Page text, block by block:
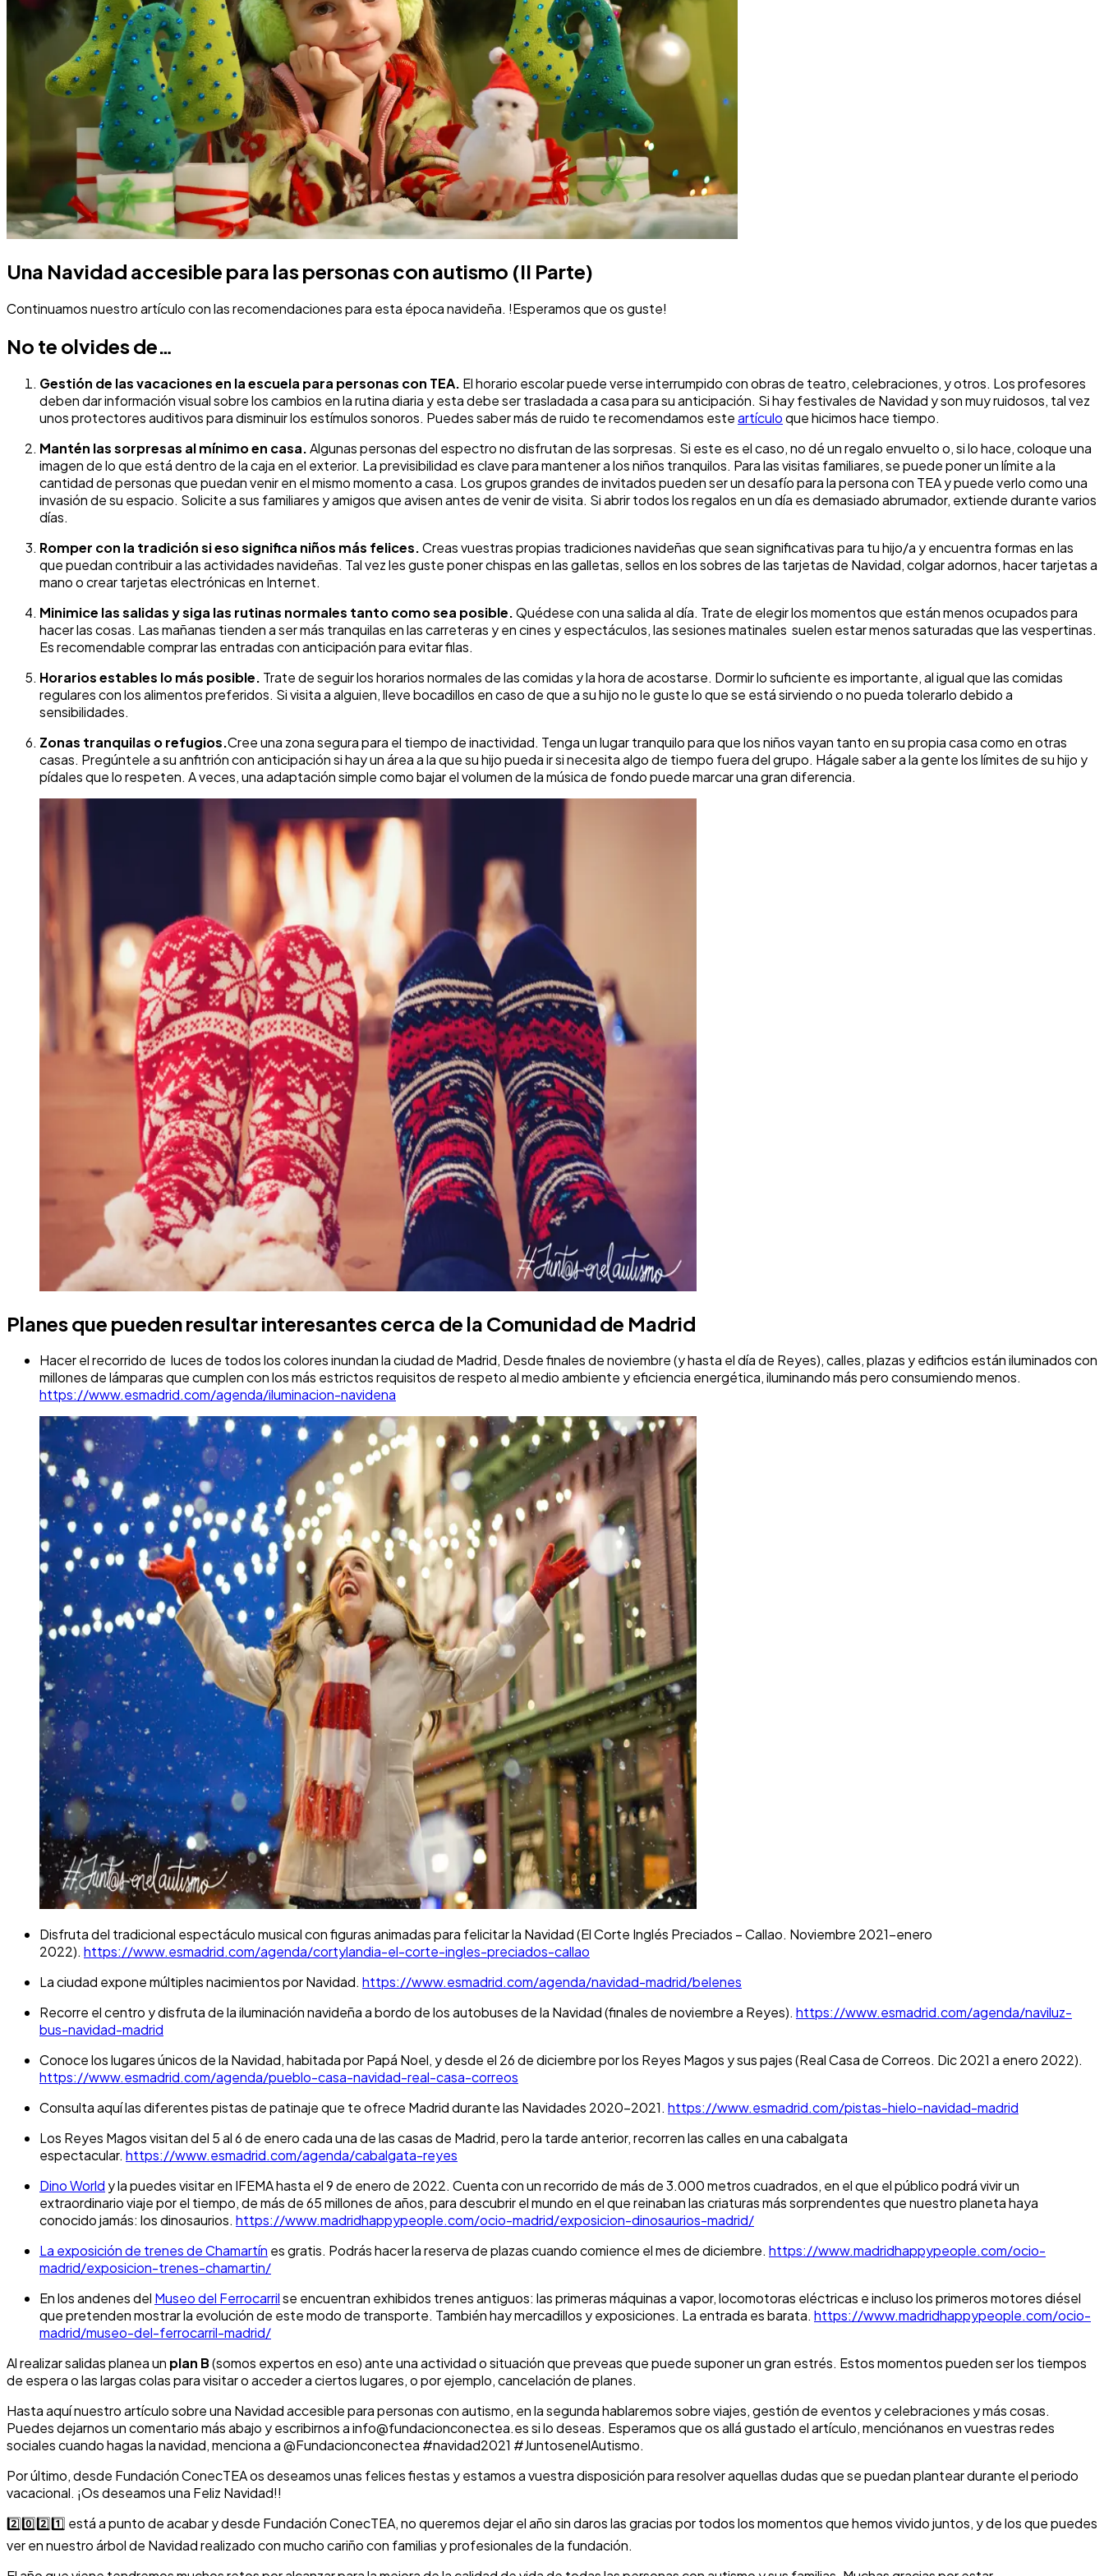
Una Navidad accesible para las personas con autismo (II Parte)
Continuamos nuestro artículo con las recomendaciones para esta época navideña. !Esperamos que os guste!
No te olvides de…
Gestión de las vacaciones en la escuela para personas con TEA. El horario escolar puede verse interrumpido con obras de teatro, celebraciones, y otros. Los profesores
deben dar información visual sobre los cambios en la rutina diaria y esta debe ser trasladada a casa para su anticipación. Si hay festivales de Navidad y son muy ruidosos, tal vez
unos protectores auditivos para disminuir los estímulos sonoros. Puedes saber más de ruido te recomendamos esteartículoque hicimos hace tiempo.
Mantén las sorpresas al mínimo en casa.Algunas personas del espectro no disfrutan de las sorpresas. Si este es el caso, no dé un regalo envuelto o, si lo hace, coloque una
imagen de lo que está dentro de la caja en el exterior. La previsibilidad es clave para mantener a los niños tranquilos. Para las visitas familiares, se puede poner un límite a la
cantidad de personas que puedan venir en el mismo momento a casa. Los grupos grandes de invitados pueden ser un desafío para la persona con TEA y puede verlo como una
invasión de su espacio. Solicite a sus familiares y amigos que avisen antes de venir de visita. Si abrir todos los regalos en un día es demasiado abrumador, extiende durante varios
días.
Romper con la tradición si eso significa niños más felices.Creas vuestras propias tradiciones navideñas que sean significativas para tu hijo/a y encuentra formas en las
que puedan contribuir a las actividades navideñas. Tal vez les guste poner chispas en las galletas, sellos en los sobres de las tarjetas de Navidad, colgar adornos, hacer tarjetas a
mano o crear tarjetas electrónicas en Internet.
Minimice las salidas y siga las rutinas normales tanto como sea posible.Quédese con una salida al día. Trate de elegir los momentos que están menos ocupados para
hacer las cosas. Las mañanas tienden a ser más tranquilas en las carreteras y en cines y espectáculos, las sesiones matinales suelen estar menos saturadas que las vespertinas.
Es recomendable comprar las entradas con anticipación para evitar filas.
Horarios estables lo más posible. Trate de seguir los horarios normales de las comidas y la hora de acostarse. Dormir lo suficiente es importante, al igual que las comidas
regulares con los alimentos preferidos. Si visita a alguien, lleve bocadillos en caso de que a su hijo no le guste lo que se está sirviendo o no pueda tolerarlo debido a
sensibilidades.
Zonas tranquilas o refugios.Cree una zona segura para el tiempo de inactividad. Tenga un lugar tranquilo para que los niños vayan tanto en su propia casa como en otras
casas. Pregúntele a su anfitrión con anticipación si hay un área a la que su hijo pueda ir si necesita algo de tiempo fuera del grupo. Hágale saber a la gente los límites de su hijo y
pídales que lo respeten. A veces, una adaptación simple como bajar el volumen de la música de fondo puede marcar una gran diferencia.
Planes que pueden resultar interesantes cerca de la Comunidad de Madrid
Hacer el recorrido de luces de todos los colores inundan la ciudad de Madrid, Desde finales de noviembre (y hasta el día de Reyes), calles, plazas y edificios están iluminados con
millones de lámparas que cumplen con los más estrictos requisitos de respeto al medio ambiente y eficiencia energética, iluminando más pero consumiendo menos.
https://www.esmadrid.com/agenda/iluminacion-navidena
Disfruta del tradicional espectáculo musical con figuras animadas para felicitar la Navidad (El Corte Inglés Preciados – Callao. Noviembre 2021-enero
2022). https://www.esmadrid.com/agenda/cortylandia-el-corte-ingles-preciados-callao
La ciudad expone múltiples nacimientos por Navidad. https://www.esmadrid.com/agenda/navidad-madrid/belenes
Recorre el centro y disfruta de la iluminación navideña a bordo de los autobuses de la Navidad (finales de noviembre a Reyes). https://www.esmadrid.com/agenda/naviluz-
bus-navidad-madrid
Conoce los lugares únicos de la Navidad, habitada por Papá Noel, y desde el 26 de diciembre por los Reyes Magos y sus pajes (Real Casa de Correos. Dic 2021 a enero 2022).
https://www.esmadrid.com/agenda/pueblo-casa-navidad-real-casa-correos
Consulta aquí las diferentes pistas de patinaje que te ofrece Madrid durante las Navidades 2020-2021. https://www.esmadrid.com/pistas-hielo-navidad-madrid
Los Reyes Magos visitan del 5 al 6 de enero cada una de las casas de Madrid, pero la tarde anterior, recorren las calles en una cabalgata
espectacular. https://www.esmadrid.com/agenda/cabalgata-reyes
Dino World y la puedes visitar en IFEMA hasta el 9 de enero de 2022. Cuenta con un recorrido de más de 3.000 metros cuadrados, en el que el público podrá vivir un
extraordinario viaje por el tiempo, de más de 65 millones de años, para descubrir el mundo en el que reinaban las criaturas más sorprendentes que nuestro planeta haya
conocido jamás: los dinosaurios. https://www.madridhappypeople.com/ocio-madrid/exposicion-dinosaurios-madrid/
La exposición de trenes de Chamartín es gratis. Podrás hacer la reserva de plazas cuando comience el mes de diciembre. https://www.madridhappypeople.com/ocio-
madrid/exposicion-trenes-chamartin/
En los andenes del Museo del Ferrocarrilse encuentran exhibidos trenes antiguos: las primeras máquinas a vapor, locomotoras eléctricas e incluso los primeros motores diésel
que pretenden mostrar la evolución de este modo de transporte. También hay mercadillos y exposiciones. La entrada es barata. https://www.madridhappypeople.com/ocio-
madrid/museo-del-ferrocarril-madrid/
Al realizar salidas planea un plan B(somos expertos en eso) ante una actividad o situación que preveas que puede suponer un gran estrés. Estos momentos pueden ser los tiempos
de espera o las largas colas para visitar o acceder a ciertos lugares, o por ejemplo, cancelación de planes.
Hasta aquí nuestro artículo sobre una Navidad accesible para personas con autismo, en la segunda hablaremos sobre viajes, gestión de eventos y celebraciones y más cosas.
Puedes dejarnos un comentario más abajo y escribirnos a info@fundacionconectea.es si lo deseas. Esperamos que os allá gustado el artículo, menciónanos en vuestras redes
sociales cuando hagas la navidad, menciona a @Fundacionconectea #navidad2021 #JuntosenelAutismo.
Por último, desde Fundación ConecTEA os deseamos unas felices fiestas y estamos a vuestra disposición para resolver aquellas dudas que se puedan plantear durante el periodo
vacacional. ¡Os deseamos una Feliz Navidad!!
2️⃣0️⃣2️⃣1️⃣ está a punto de acabar y desde Fundación ConecTEA, no queremos dejar el año sin daros las gracias por todos los momentos que hemos vivido juntos, y de los que puedes
ver en nuestro árbol de Navidad realizado con mucho cariño con familias y profesionales de la fundación.